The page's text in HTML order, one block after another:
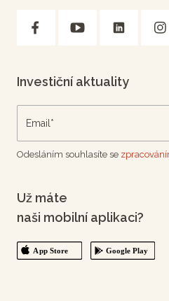
Investiční aktuality
Odesláním souhlasíte se
Už máte
naši mobilní aplikaci?